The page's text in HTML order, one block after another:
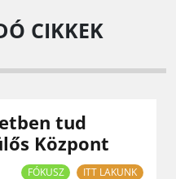
CIKKEK
tud
Központ
FÓKUSZ ITT LAKUNK